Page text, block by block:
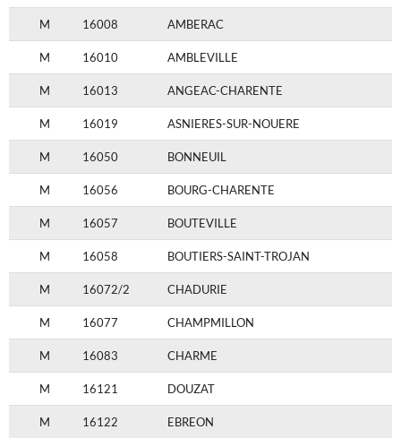
M 16008 AMBERAC
M 16010 AMBLEVILLE
M 16013 ANGEAC-CHARENTE
M 16019 ASNIERES-SUR-NOUERE
M 16050 BONNEUIL
M 16056 BOURG-CHARENTE
M 16057 BOUTEVILLE
M 16058 BOUTIERS-SAINT-TROJAN
M 16072/2 CHADURIE
M 16077 CHAMPMILLON
M 16083 CHARME
M 16121 DOUZAT
M 16122 EBREON